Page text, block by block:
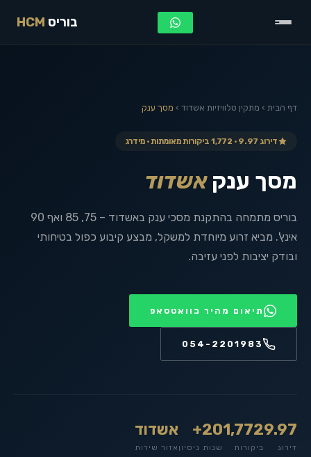
בוריס HCM
דף הבית › מתקין טלוויזיות אשדוד › מסך ענק
דירוג 9.97 · 1,772 ביקורות מאומתות · מידרג
מסך ענק אשדוד
בוריס מתמחה בהתקנת מסכי ענק באשדוד – 75, 85 ואף 90
אינץ'. מביא זרוע מיוחדת למשקל, מבצע קיבוע כפול בטיחותי
ובודק יציבות לפני עזיבה.
תיאום מהיר בוואטסאפ
054-2201983
9.97
דירוג
1,772
ביקורות
20+
שנות ניסיון
אשדוד
אזור שירות